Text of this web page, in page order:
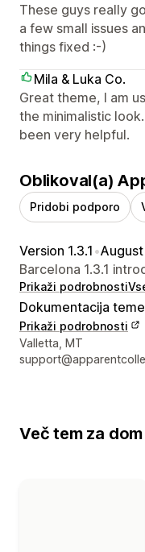
These guys really
a few small issues
things fixed :-)
Mila & Luka Co.
Great theme, I am
the minimalistic
been very helpful.
Oblikoval(a)
Pridobi podporo
Version 1.3.1 •
Barcelona 1.3.1
Prikaži podrobnosti
Dokumentacija teme
Prikaži podrobnosti
Podatki za stik z
Valletta, MT
Več tem za dom